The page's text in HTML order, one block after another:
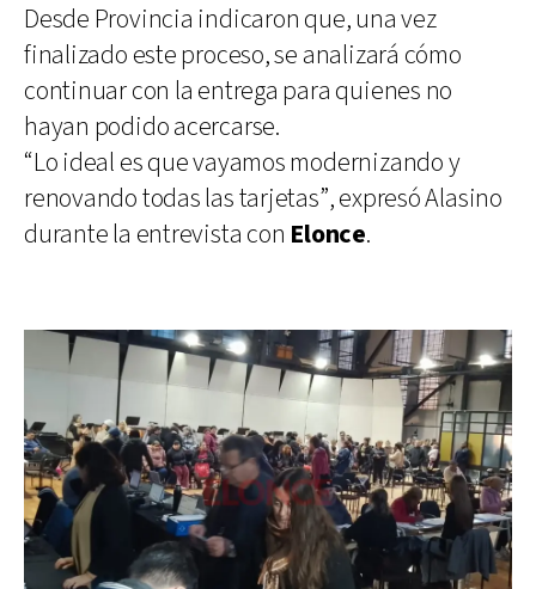
Desde Provincia indicaron que, una vez
finalizado este proceso, se analizará cómo
continuar con la entrega para quienes no
hayan podido acercarse.
“Lo ideal es que vayamos modernizando y
renovando todas las tarjetas”, expresó Alasino
durante la entrevista con Elonce.